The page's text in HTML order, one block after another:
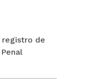
registro de